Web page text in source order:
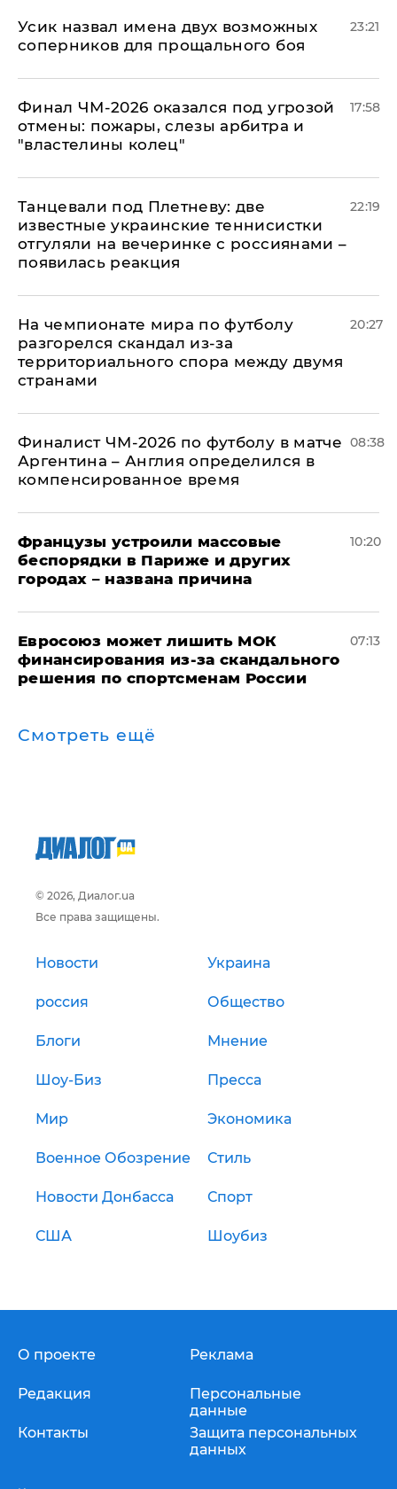
Усик назвал имена двух возможных
соперников для прощального боя
23:21
Финал ЧМ-2026 оказался под угрозой
отмены: пожары, слезы арбитра и
"властелины колец"
17:58
Танцевали под Плетневу: две
известные украинские теннисистки
отгуляли на вечеринке с россиянами –
появилась реакция
22:19
На чемпионате мира по футболу
разгорелся скандал из-за
территориального спора между двумя
странами
20:27
Финалист ЧМ-2026 по футболу в матче
Аргентина – Англия определился в
компенсированное время
08:38
Французы устроили массовые
беспорядки в Париже и других
городах – названа причина
10:20
Евросоюз может лишить МОК
финансирования из-за скандального
решения по спортсменам России
07:13
Смотреть ещё
© 2026, Диалог.ua
Все права защищены.
Новости Украина
россия Общество
Блоги Мнение
Шоу-Биз Пресса
Мир Экономика
Военное Обозрение Стиль
Новости Донбасса Спорт
США Шоубиз
О проекте
Редакция
Контакты
Реклама
Персональные
данные
Защита персональных
данных